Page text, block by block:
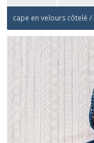
cape en velours côtelé /
Rayé, Jouy, etc...!)